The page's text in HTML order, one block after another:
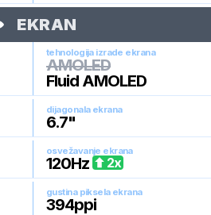
EKRAN
tehnologija izrade ekrana
AMOLED
Fluid AMOLED
dijagonala ekrana
6.7"
osvežavanje ekrana
120Hz 2x
gustina piksela ekrana
394ppi